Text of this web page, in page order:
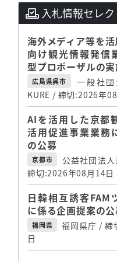
入札情報セレク
海外メディア等を
向け観光情報発信
型プロポーザルの
広島県呉市
一般社
KURE / 締切:2026年
AIを活用した京都
活用促進事業業務
の公募
京都市
公益社団法
締切:2026年08月14日
日韓相互誘客FAM
に係る企画提案の
福岡県
福岡県庁 / 締
日